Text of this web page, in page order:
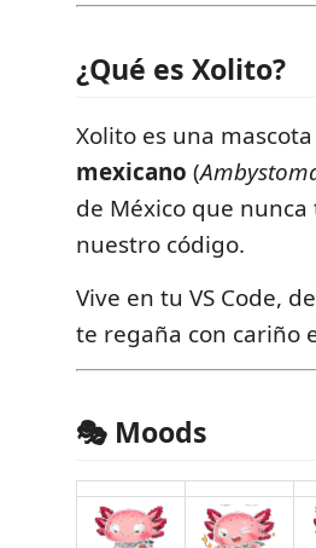
¿Qué es Xolito?
Xolito es una
mexicano (
de México que
nuestro código.
Vive en tu VS Code,
te regaña con cariño
🎭 Moods